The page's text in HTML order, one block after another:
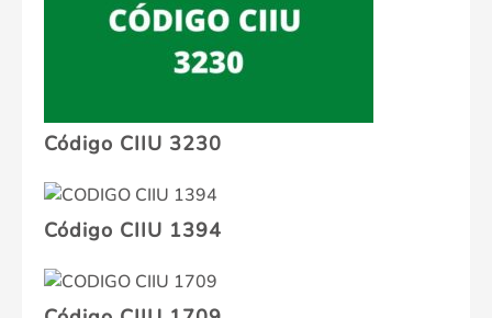
Código CIIU 3230
Código CIIU 1394